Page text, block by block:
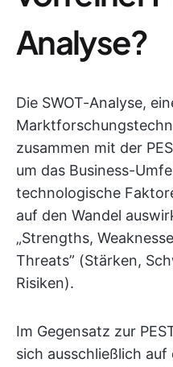
Analyse?
Die SWOT-Analyse,
zusammen mit der
um das Business-
technologische
auf den Wandel
„Strengths,
Threats” (Stärken,
Risiken).
Im Gegensatz zur
sich ausschließlich